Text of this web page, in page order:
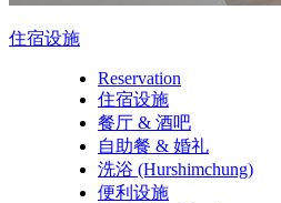
住宿设施
Reservation
住宿设施
餐厅 & 酒吧
自助餐 & 婚礼
洗浴 (Hurshimchung)
便利设施